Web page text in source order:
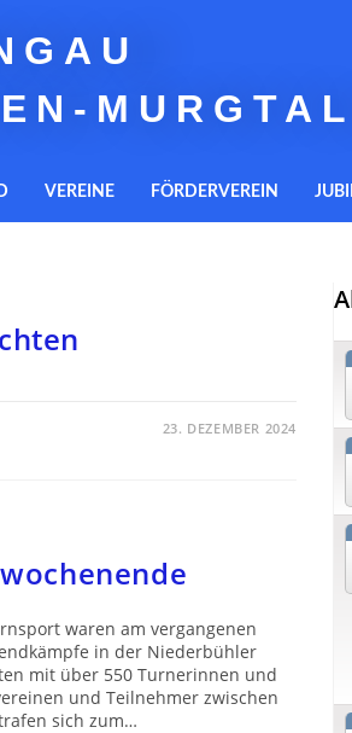
MURGTAL
VEREINE FÖRDERVEREIN
23. DEZEMBER 2024
waren am vergangenen
in der Niederbühler
mit über 550 Turnerinnen und
und Teilnehmer zwischen
sich zum…